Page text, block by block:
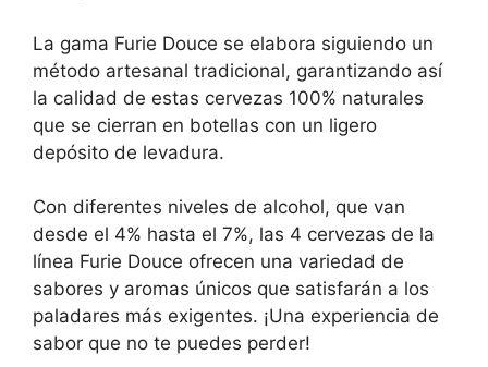
La gama Furie Douce se elabora siguiendo un
método artesanal tradicional, garantizando así
la calidad de estas cervezas 100% naturales
que se cierran en botellas con un ligero
depósito de levadura.
Con diferentes niveles de alcohol, que van
desde el 4% hasta el 7%, las 4 cervezas de la
línea Furie Douce ofrecen una variedad de
sabores y aromas únicos que satisfarán a los
paladares más exigentes. ¡Una experiencia de
sabor que no te puedes perder!